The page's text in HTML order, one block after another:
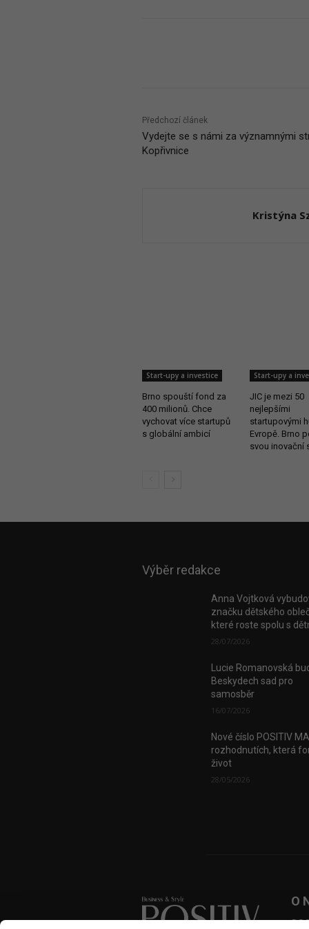
Předchozí článek
Vydejte se s námi za významnými
Kopřivnice
Kristýna
Start-upy a investice
Brno spouští fond za
400 milionů. Chce
vychovat více startupů
s globální ambicí
Start-upy a
JIC je mezi 50
nejlepšími
startupovými
Evropě. Brno
svou inovační
Výběr redakce
Anna Vojtková
značku dětského
které roste spolu s
28/07/2026
Lucie Romanovská
Beskydech sad pro
samosběr
16/07/2026
Nové číslo POSITIV
rozhodnutích, která
život
28/05/2026
O